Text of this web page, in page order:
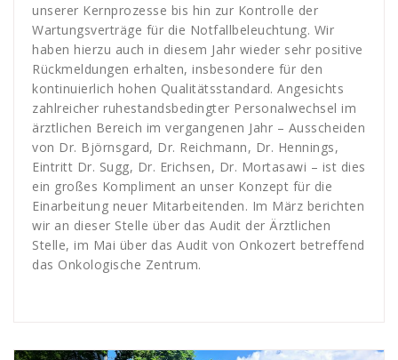
unserer Kernprozesse bis hin zur Kontrolle der
Wartungsverträge für die Notfallbeleuchtung. Wir
haben hierzu auch in diesem Jahr wieder sehr positive
Rückmeldungen erhalten, insbesondere für den
kontinuierlich hohen Qualitätsstandard. Angesichts
zahlreicher ruhestandsbedingter Personalwechsel im
ärztlichen Bereich im vergangenen Jahr – Ausscheiden
von Dr. Björnsgard, Dr. Reichmann, Dr. Hennings,
Eintritt Dr. Sugg, Dr. Erichsen, Dr. Mortasawi – ist dies
ein großes Kompliment an unser Konzept für die
Einarbeitung neuer Mitarbeitenden. Im März berichten
wir an dieser Stelle über das Audit der Ärztlichen
Stelle, im Mai über das Audit von Onkozert betreffend
das Onkologische Zentrum.